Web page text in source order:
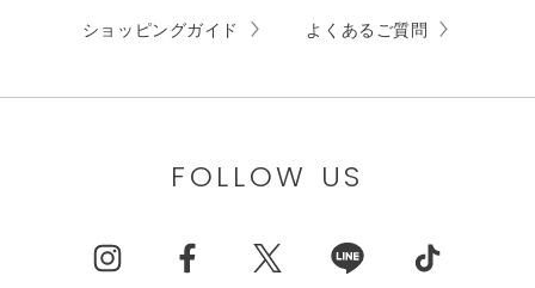
ショッピングガイド よくあるご質問
FOLLOW US